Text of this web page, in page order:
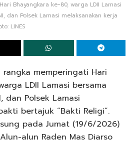
Bhayangkara ke-80, warga LDII Lamasi
dan Polsek Lamasi melaksanakan kerja
LINES
rangka memperingati Hari
LDII Lamasi bersama
dan Polsek Lamasi
bertajuk “Bakti Religi”.
pada Jumat (19/6/2026)
alun Raden Mas Diarso